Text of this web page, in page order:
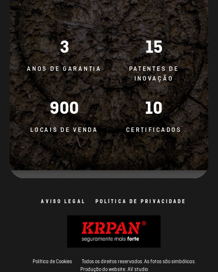
3
ANOS DE GARANTIA
15
PATENTES DE
INOVAÇÃO
900
LOCAIS DE VENDA
10
CERTIFICADOS
AVISO LEGAL POLÍTICA DE PRIVACIDADE
Política de Cookies
Todos os direitos reservados. As fotos são simbólicas.
Produção do website: AV studio